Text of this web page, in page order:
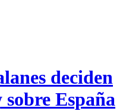
deciden
España